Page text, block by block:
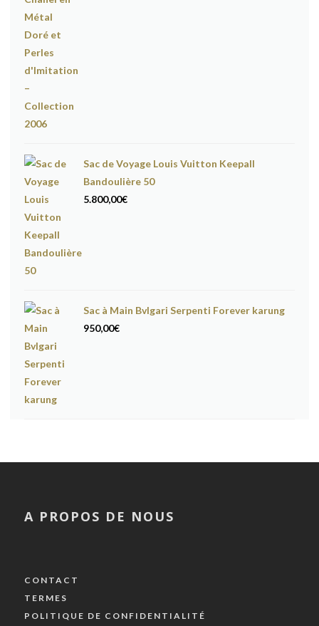
Sac de Voyage Louis Vuitton Keepall
Bandoulière 50
5.800,00€
Sac à Main Bvlgari Serpenti Forever karung
950,00€
A PROPOS DE NOUS
CONTACT
TERMES
POLITIQUE DE CONFIDENTIALITÉ